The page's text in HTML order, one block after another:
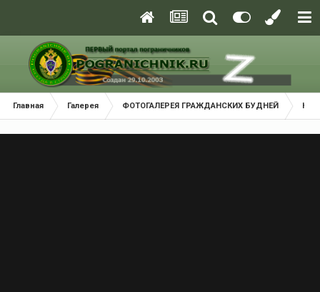
Главная Галерея ФОТОГАЛЕРЕЯ ГРАЖДАНСКИХ БУДНЕЙ